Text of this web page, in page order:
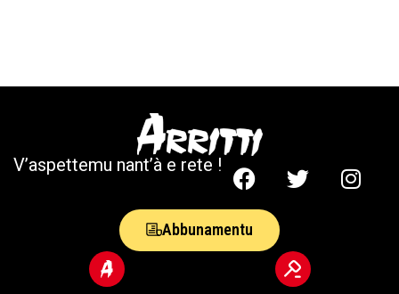
V’aspettemu nant’à e rete !
Abbunamentu